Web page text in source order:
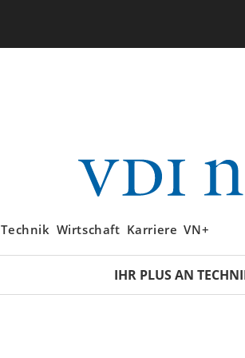
Technik Wirtschaft Karriere VN+
IHR PLUS AN